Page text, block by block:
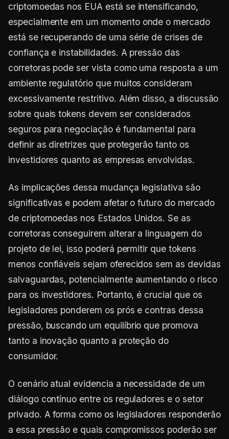
criptomoedas nos EUA está se intensificando,
especialmente em um momento onde o mercado
está se recuperando de uma série de crises de
confiança e instabilidades. A pressão das
corretoras pode ser vista como uma resposta a um
ambiente regulatório que muitos consideram
excessivamente restritivo. Além disso, a discussão
sobre quais tokens devem ser considerados
seguros para negociação é fundamental para
definir as diretrizes que protegerão tanto os
investidores quanto as empresas envolvidas.
As implicações dessa mudança legislativa são
significativas e podem afetar o futuro do mercado
de criptomoedas nos Estados Unidos. Se as
corretoras conseguirem alterar a linguagem do
projeto de lei, isso poderá permitir que tokens
menos confiáveis sejam oferecidos sem as devidas
salvaguardas, potencialmente aumentando o risco
para os investidores. Portanto, é crucial que os
legisladores ponderem os prós e contras dessa
pressão, buscando um equilíbrio que promova
tanto a inovação quanto a proteção do
consumidor.
O cenário atual evidencia a necessidade de um
diálogo contínuo entre os reguladores e o setor
privado. A forma como os legisladores responderão
a essa pressão e quais compromissos poderão ser